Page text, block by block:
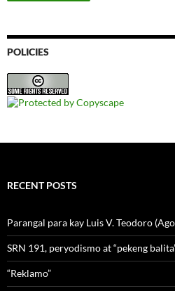
POLICIES
RECENT POSTS
Parangal para kay Luis V. Teodoro
SRN 191, peryodismo at “pekeng
“Reklamo”